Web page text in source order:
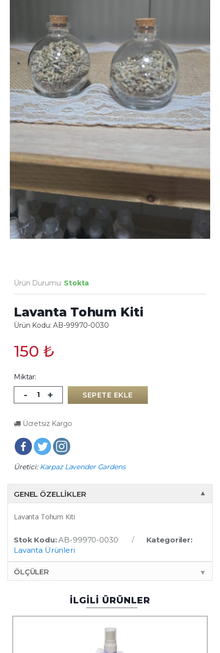
Ürün Durumu: Stokta
Lavanta Tohum Kiti
Ürün Kodu: AB-99970-0030
150 ₺
Miktar:
- + SEPETE EKLE
Ücretsiz Kargo
Üretici: Karpaz Lavender Gardens
GENEL ÖZELLIKLER ▼
Lavanta Tohum Kiti
Stok Kodu:AB-99970-0030
Kategoriler:
Lavanta Ürünleri
ÖLÇÜLER ▼
İLGİLİ ÜRÜNLER